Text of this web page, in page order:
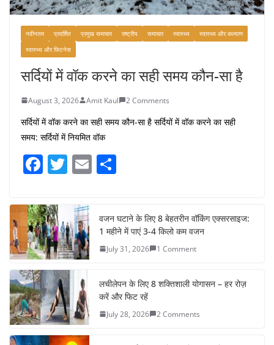
नवीनतम प्रदर्शित प्रमुख समाचार राष्ट्रीय समाचार स्वास्थ्य
स्वास्थ्य और कल्याण
स्वास्थ्य और फिटनेस
सर्दियों में वॉक करने का सही समय कौन-सा है
August 3, 2026 Amit Kaul 2 Comments
सर्दियों में वॉक करने का सही समय कौन-सा है सर्दियों में वॉक करने का सही
समय: सर्दियों में नियमित वॉक
F
c
e
b
o
o
k
T
itt
er
E
e
वजन घटाने के लिए 8 बेहतरीन वॉकिंग एक्सरसाइज:
1 महीने में पाएं 3-4 किलो कम वजन
July 31, 2026 1 Comment
लचीलेपन के लिए 8 शक्तिशाली योगासन – हर रोज़
करें और फिट रहें
July 28, 2026 2 Comments